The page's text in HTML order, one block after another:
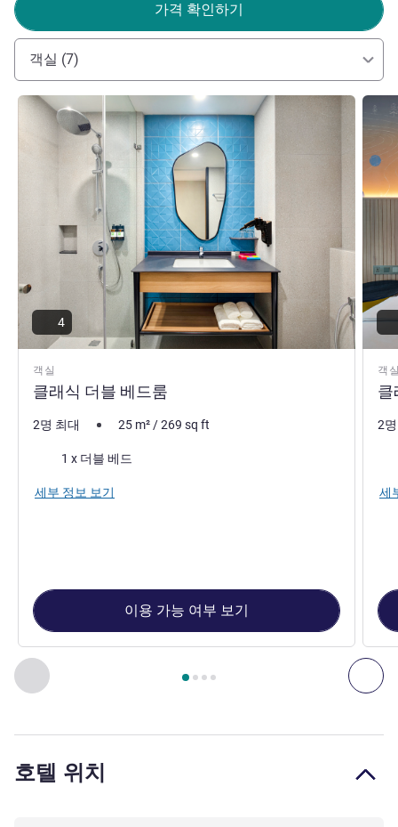
가격 확인하기
객실 (7)
이전 - 객실 다
4/ 페이지 , 객실 1 : 클래식 더블 베드룸 , 객실 2 : 클래식 트윈
객실
클래식 더블 베드룸
세부 정보 보기
4
2명 최대 25 m²/269 sq ft
1 x 더블 베드
세부 정보 보기
이용 가능 여부 보기
객
클
세부
2
세
호텔 위치